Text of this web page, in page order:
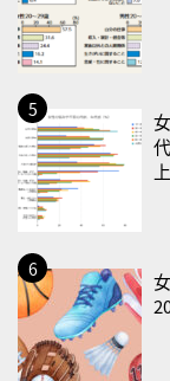
2026/08/29(土)
・筋肉強化の日
2026/08/30(日)
・ＥＰＡの日
2026/08/31(月)
・菜の日
・血管内破砕術（
2026/09/01(火)
・がん征圧月間
・世界アルツハイ